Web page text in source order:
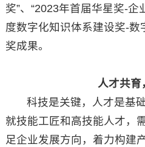
奖”、“2023年首届华星奖-企
度数字化知识体系建设奖-数
奖成果。
人才共育
科技是关键，人才是基
就技能工匠和高技能人才，
足企业发展方向，着力构建